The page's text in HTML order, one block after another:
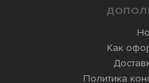
Как
Политика